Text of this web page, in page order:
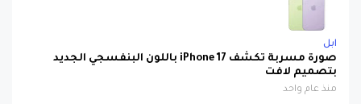
ابل
صورة مسربة تكشف iPhone 17 باللون البنفسجي الجديد
بتصميم لافت
منذ عام واحد